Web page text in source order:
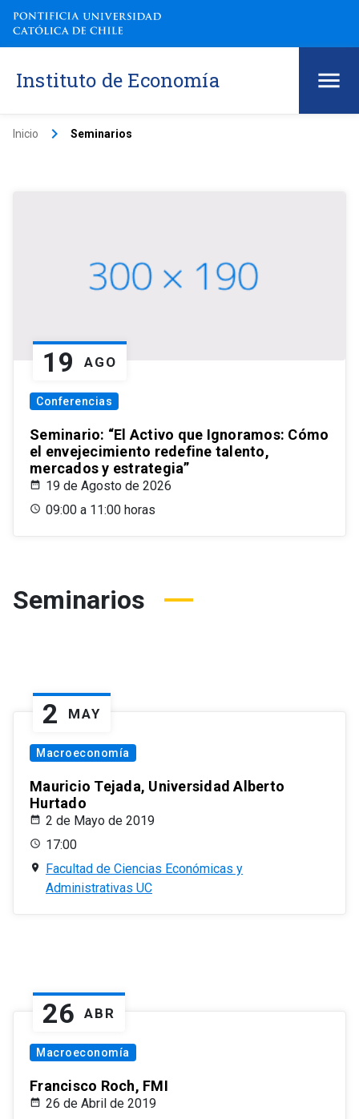
Instituto de Economía
Inicio keyboard_arrow_right Seminarios
19 AGO
Conferencias
Seminario: “El Activo que Ignoramos: Cómo
el envejecimiento redefine talento,
mercados y estrategia”
19 de Agosto de 2026
09:00 a 11:00 horas
Seminarios
2 MAY
Macroeconomía
Mauricio Tejada, Universidad Alberto
Hurtado
2 de Mayo de 2019
17:00
Facultad de Ciencias Económicas y
Administrativas UC
26 ABR
Macroeconomía
Francisco Roch, FMI
26 de Abril de 2019